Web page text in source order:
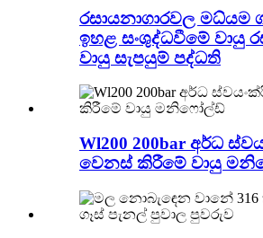
රසායනාගාරවල මධ්යම
ඉහළ සංශුද්ධවීමේ වායු
වායු සැපයුම් පද්ධති
Wl200 200bar අර්ධ
වෙනස් කිරීමේ වායු